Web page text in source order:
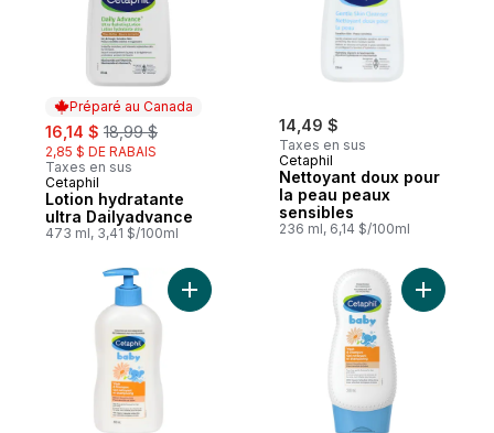
Préparé au Canada
sale:
16,14 $ , formerly:
18,99 $
2,85 $ DE RABAIS
Taxes en sus
Préparé au Canada
Cetaphil
Lotion hydratante
ultra Dailyadvance
473 ml, 3,41 $/100ml
14,49 $
Taxes en sus
Cetaphil
Nettoyant doux pour
la peau peaux
sensibles
236 ml, 6,14 $/100ml
Ajouter Gel nettoyant et shampoingAjouter